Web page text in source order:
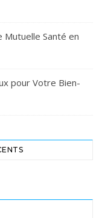
Mutuelle Santé en
pour Votre Bien-